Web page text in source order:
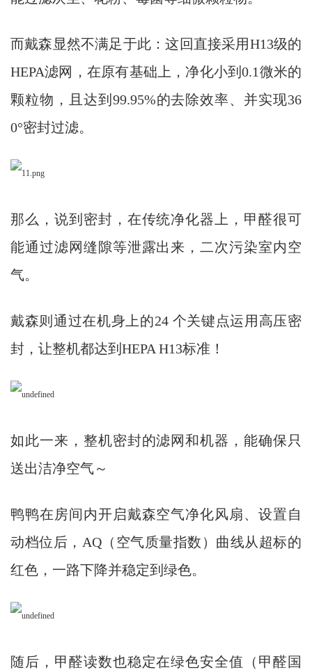
而戴森显然不满足于此：这回直接采用H13级的
HEPA滤网，在原有基础上，净化小到0.1微米的
颗粒物，且达到99.95%的去除效率、并实现36
0°密封过滤。
那么，说到密封，在传统净化器上，甲醛很可
能通过滤网缝隙等泄露出来，二次污染室内空
气。
戴森则通过在机身上的24 个关键点运用高压密
封，让整机都达到HEPA H13标准！
如此一来，整机密封的滤网和机器，能确保只
送出洁净空气～
鸭鸭在房间内开启戴森空气净化风扇、设置自
动档位后，AQ（空气质量指数）曲线从超标的
红色，一路下降并稳定到绿色。
随后，甲醛读数也稳定在绿色安全值（甲醛国